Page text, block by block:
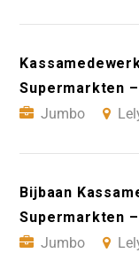
Supermarkten
Jumbo
Bijbaan
Supermarkten
Jumbo